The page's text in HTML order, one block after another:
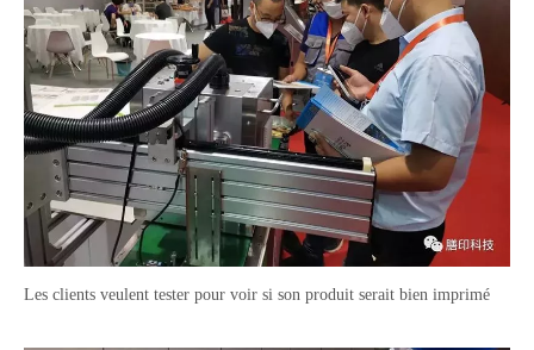
Les clients veulent tester pour voir si son produit serait bien imprimé